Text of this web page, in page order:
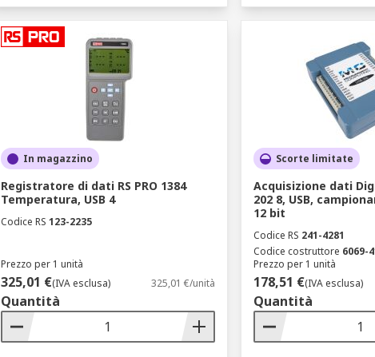
In magazzino
Registratore di dati RS PRO 1384
Temperatura, USB 4
Codice RS 123-2235
Prezzo per 1 unità
325,01 €(IVA esclusa) 325,01 €/unità
Quantità
Scorte limitate
Acquisizione dati
202 8, USB,
12 bit
Codice RS 241-4281
Codice costruttore 6069-
Prezzo per 1 unità
178,51 €(IVA esclusa)
Quantità